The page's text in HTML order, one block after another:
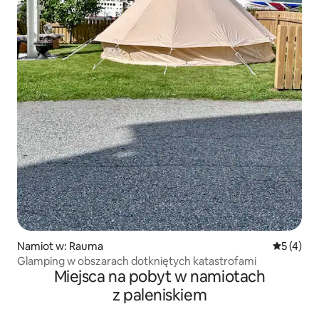
Namiot w: Rauma Średnia
5 (4)
Glamping w obszarach dotkniętych katastrofami
Miejsca na pobyt w namiotach
z paleniskiem